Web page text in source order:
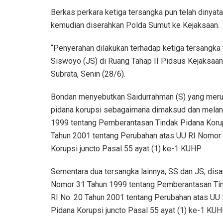
Berkas perkara ketiga tersangka pun telah
kemudian diserahkan Polda Sumut ke Kejaksaan.
“Penyerahan dilakukan terhadap ketiga
Siswoyo (JS) di Ruang Tahap II Pidsus
Subrata, Senin (28/6).
Bondan menyebutkan Saidurrahman (S) yang
pidana korupsi sebagaimana dimaksud dan
1999 tentang Pemberantasan Tindak Pidana
Tahun 2001 tentang Perubahan atas UU RI
Korupsi juncto Pasal 55 ayat (1) ke-1 KUHP.
Sementara dua tersangka lainnya, SS dan JS,
Nomor 31 Tahun 1999 tentang Pemberantasan
RI No. 20 Tahun 2001 tentang Perubahan atas
Pidana Korupsi juncto Pasal 55 ayat (1) ke-1